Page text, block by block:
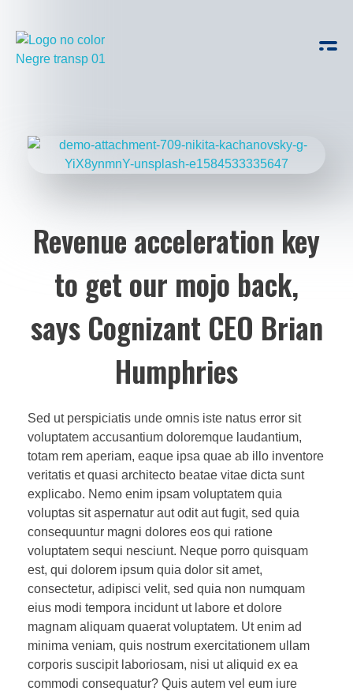
Revenue acceleration key
to get our mojo back,
says Cognizant CEO Brian
Humphries
Sed ut perspiciatis unde omnis iste natus error sit
voluptatem accusantium doloremque laudantium,
totam rem aperiam, eaque ipsa quae ab illo inventore
veritatis et quasi architecto beatae vitae dicta sunt
explicabo. Nemo enim ipsam voluptatem quia
voluptas sit aspernatur aut odit aut fugit, sed quia
consequuntur magni dolores eos qui ratione
voluptatem sequi nesciunt. Neque porro quisquam
est, qui dolorem ipsum quia dolor sit amet,
consectetur, adipisci velit, sed quia non numquam
eius modi tempora incidunt ut labore et dolore
magnam aliquam quaerat voluptatem. Ut enim ad
minima veniam, quis nostrum exercitationem ullam
corporis suscipit laboriosam, nisi ut aliquid ex ea
commodi consequatur? Quis autem vel eum iure